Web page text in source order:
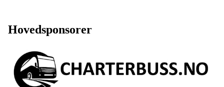
Hovedsponsorer